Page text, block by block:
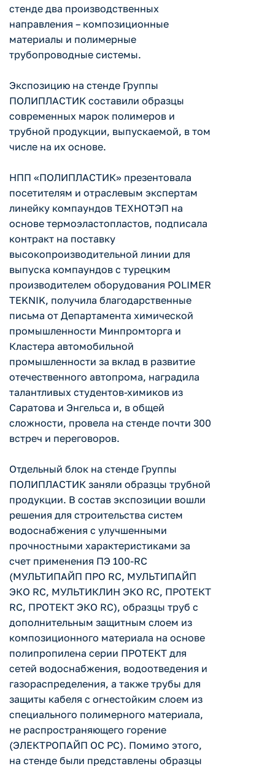
стенде два производственных
направления – композиционные
материалы и полимерные
трубопроводные системы.
Экспозицию на стенде Группы
ПОЛИПЛАСТИК составили образцы
современных марок полимеров и
трубной продукции, выпускаемой, в том
числе на их основе.
НПП «ПОЛИПЛАСТИК» презентовала
посетителям и отраслевым экспертам
линейку компаундов ТЕХНОТЭП на
основе термоэластопластов, подписала
контракт на поставку
высокопроизводительной линии для
выпуска компаундов с турецким
производителем оборудования POLIMER
TEKNIK, получила благодарственные
письма от Департамента химической
промышленности Минпромторга и
Кластера автомобильной
промышленности за вклад в развитие
отечественного автопрома, наградила
талантливых студентов-химиков из
Саратова и Энгельса и, в общей
сложности, провела на стенде почти 300
встреч и переговоров.
Отдельный блок на стенде Группы
ПОЛИПЛАСТИК заняли образцы трубной
продукции. В состав экспозиции вошли
решения для строительства систем
водоснабжения с улучшенными
прочностными характеристиками за
счет применения ПЭ 100-RC
(МУЛЬТИПАЙП ПРО RC, МУЛЬТИПАЙП
ЭКО RC, МУЛЬТИКЛИН ЭКО RC, ПРОТЕКТ
RC, ПРОТЕКТ ЭКО RC), образцы труб с
дополнительным защитным слоем из
композиционного материала на основе
полипропилена серии ПРОТЕКТ для
сетей водоснабжения, водоотведения и
газораспределения, а также трубы для
защиты кабеля с огнестойким слоем из
специального полимерного материала,
не распространяющего горение
(ЭЛЕКТРОПАЙП ОС РС). Помимо этого,
на стенде были представлены образцы